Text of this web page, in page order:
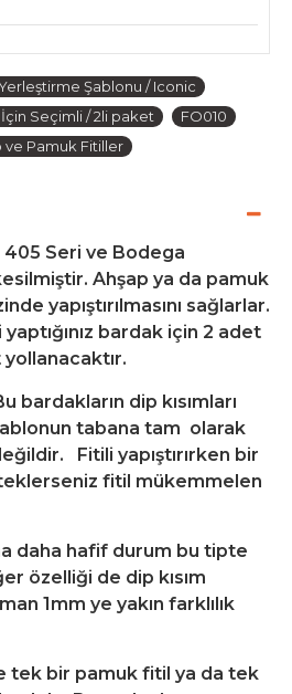
Şablonu / Iconic
Seçimli / 2li paket
FO010
ve Pamuk Fitiller
405 Seri ve Bodega
Ahşap ya da pamuk
yapıştırılmasını sağlarlar.
bardak için 2 adet
bardakların dip kısımları
tabana tam olarak
Fitili yapıştırırken bir
fitil mükemmelen
daha hafif durum bu tipte
özelliği de dip kısım
1mm ye yakın farklılık
tek bir pamuk fitil ya da tek